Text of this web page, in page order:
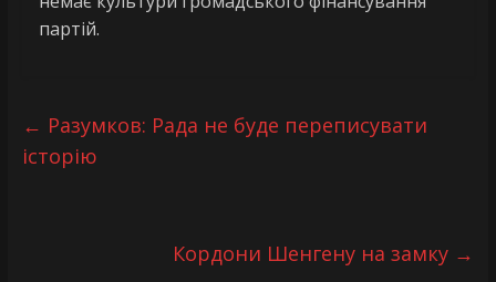
партій.
← Разумков: Рада не буде переписувати
історію
Кордони Шенгену на замку →